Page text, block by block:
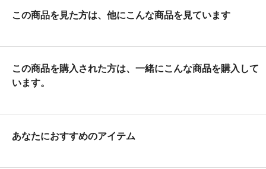
この商品を見た方は、他にこんな商品を見ています
この商品を購入された方は、一緒にこんな商品を購入して
います。
あなたにおすすめのアイテム